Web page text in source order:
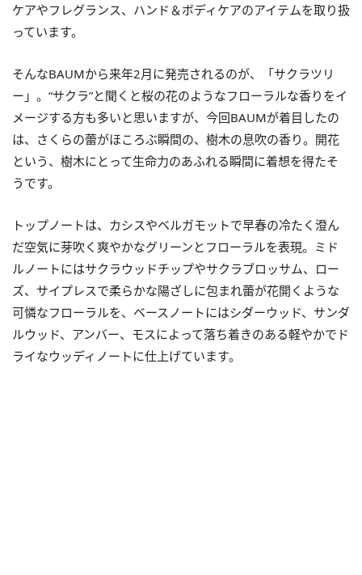
ケアやフレグランス、ハンド＆ボディケアのアイテムを取り扱
っています。
そんなBAUMから来年2月に発売されるのが、「サクラツリ
ー」。“サクラ”と聞くと桜の花のようなフローラルな香りをイ
メージする方も多いと思いますが、今回BAUMが着目したの
は、さくらの蕾がほころぶ瞬間の、樹木の息吹の香り。開花
という、樹木にとって生命力のあふれる瞬間に着想を得たそ
うです。
トップノートは、カシスやベルガモットで早春の冷たく澄ん
だ空気に芽吹く爽やかなグリーンとフローラルを表現。ミド
ルノートにはサクラウッドチップやサクラブロッサム、ロー
ズ、サイプレスで柔らかな陽ざしに包まれ蕾が花開くような
可憐なフローラルを、ベースノートにはシダーウッド、サンダ
ルウッド、アンバー、モスによって落ち着きのある軽やかでド
ライなウッディノートに仕上げています。